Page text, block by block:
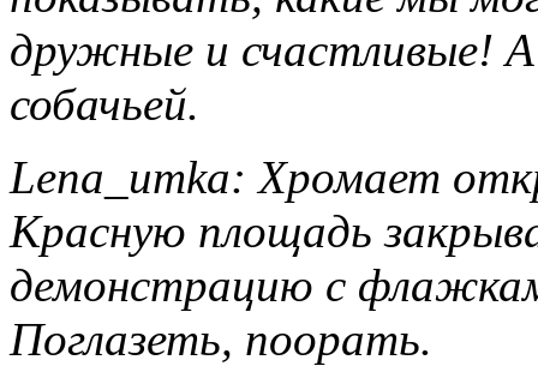
дружные и счастливые!
собачьей.
Lena_umka: Хромает
Красную площадь
демонстрацию с
Поглазеть, поорать.